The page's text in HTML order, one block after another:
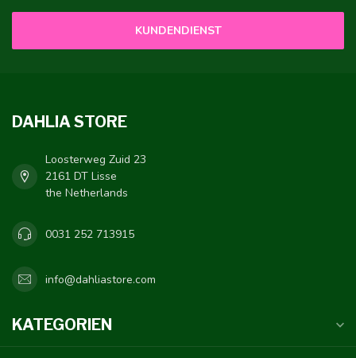
KUNDENDIENST
DAHLIA STORE
Loosterweg Zuid 23
2161 DT Lisse
the Netherlands
0031 252 713915
info@dahliastore.com
KATEGORIEN